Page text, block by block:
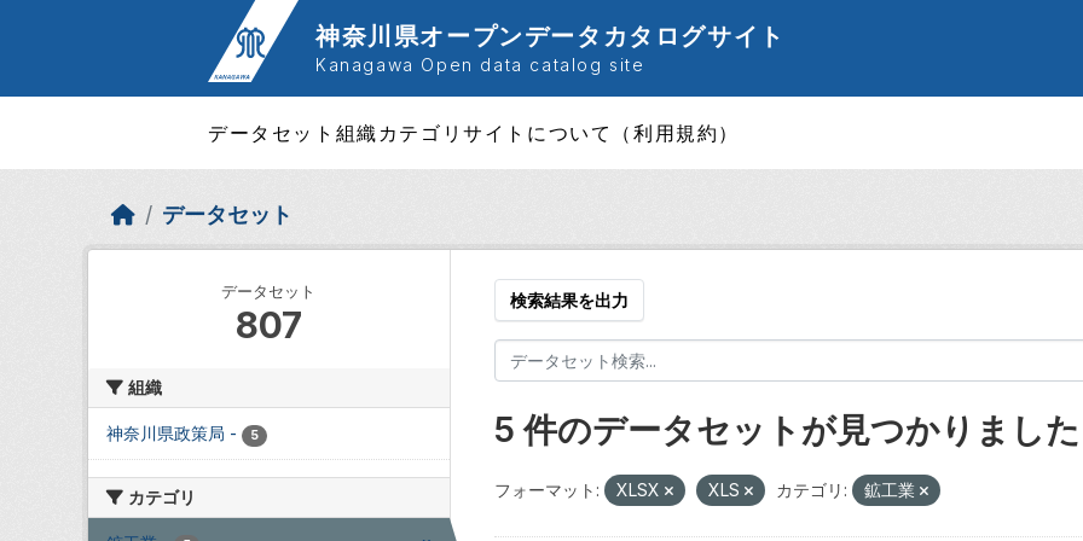
神奈川県オープンデータカタログサイト
Kanagawa Open data catalog site
データセット 組織 カテゴリサイトについて（利用規約）
データセット
データセット
807
組織
神奈川県政策局 - 5
カテゴリ
検索結果を出力
5 件のデータセットが見つかりました
フォーマット: XLSX XLS カテゴリ: 鉱工業